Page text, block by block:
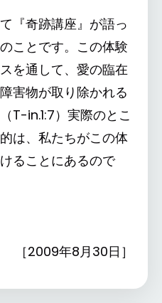
『奇跡講座』が語っ
ことです。この体験
を通して、愛の臨在
害物が取り除かれる
T-in.1:7）実際のとこ
は、私たちがこの体
ることにあるので
［2009年8月30日］